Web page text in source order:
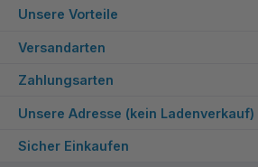
Unsere Vorteile
Versandarten
Zahlungsarten
Unsere Adresse (kein Ladenverkauf)
Sicher Einkaufen